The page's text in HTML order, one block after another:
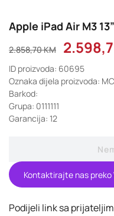
Apple iPad Air M3
2.858,70KM
ID proizvoda: 60695
Oznaka dijela proizvoda:
Barkod:
Grupa: 0111111
Garancija: 12
Kontaktirajte nas preko
Podijeli link sa